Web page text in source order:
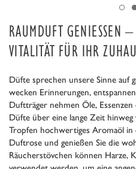
RAUMDUFT GENIESSEN –
ITALITÄT FÜR IHR
Düfte sprechen unsere Sinne auf
wecken Erinnerungen,
Duftträger nehmen Öle,
Düfte über eine lange Zeit
Tropfen hochwertiges Aromaöl
Duftrose und genießen Sie die
Räucherstövchen können Harze,